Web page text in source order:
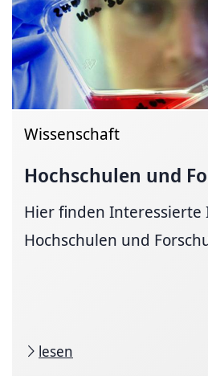
Wissenschaft
Hochschulen und
Hier finden
Hochschulen und
lesen